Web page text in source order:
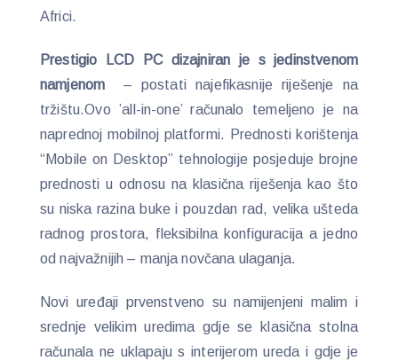
Africi.
Prestigio LCD PC dizajniran je s jedinstvenom
namjenom
– postati najefikasnije riješenje na
tržištu.Ovo ’all-in-one’ računalo temeljeno je na
naprednoj mobilnoj platformi. Prednosti korištenja
“Mobile on Desktop” tehnologije posjeduje brojne
prednosti u odnosu na klasična riješenja kao što
su niska razina buke i pouzdan rad, velika ušteda
radnog prostora, fleksibilna konfiguracija a jedno
od najvažnijih – manja novčana ulaganja.
Novi uređaji prvenstveno su namijenjeni malim i
srednje velikim uredima gdje se klasična stolna
računala ne uklapaju s interijerom ureda i gdje je